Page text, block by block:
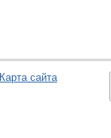
Карта сайта